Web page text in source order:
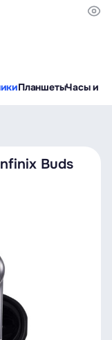
ПланшетыЧасы и
Buds